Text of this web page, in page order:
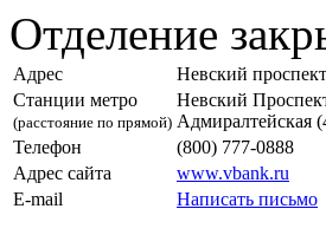
Отделение
Адрес
Невский
Станции метро
(расстояние по прямой)
Невский
Адмиралтейская
Телефон
(800) 777-0888
Адрес сайта
www.vbank.ru
E-mail
Написать письмо